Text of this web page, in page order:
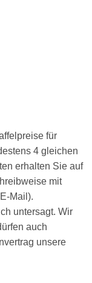
für
4 gleichen
erhalten Sie auf
mit
Mail).
untersagt. Wir
auch
unsere